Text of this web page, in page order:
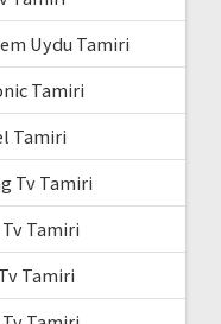
Uydu Tamiri
Tamiri
Tamiri
Tv Tamiri
Tv Tamiri
Tamiri